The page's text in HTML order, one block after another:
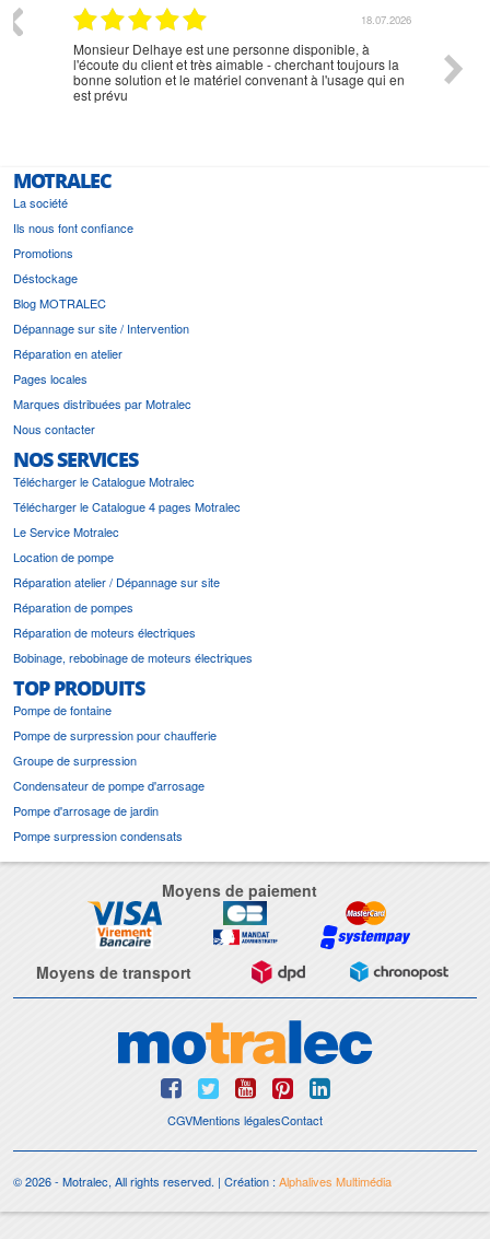
18.07.2026
Monsieur Delhaye est une personne disponible, à
l'écoute du client et très aimable - cherchant toujours la
bonne solution et le matériel convenant à l'usage qui en
est prévu
MOTRALEC
La société
Ils nous font confiance
Promotions
Déstockage
Blog MOTRALEC
Dépannage sur site / Intervention
Réparation en atelier
Pages locales
Marques distribuées par Motralec
Nous contacter
NOS SERVICES
Télécharger le Catalogue Motralec
Télécharger le Catalogue 4 pages Motralec
Le Service Motralec
Location de pompe
Réparation atelier / Dépannage sur site
Réparation de pompes
Réparation de moteurs électriques
Bobinage, rebobinage de moteurs électriques
TOP PRODUITS
Pompe de fontaine
Pompe de surpression pour chaufferie
Groupe de surpression
Condensateur de pompe d'arrosage
Pompe d'arrosage de jardin
Pompe surpression condensats
Moyens de paiement
Moyens de transport
CGVMentions légalesContact
© 2026 - Motralec, All rights reserved. | Création :Alphalives Multimédia